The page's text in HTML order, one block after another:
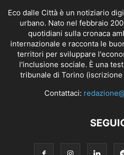
Eco dalle Città è un notiziario
urbano. Nato nel febbraio
quotidiani sulla cronaca
internazionale e racconta le
territori per sviluppare
l'inclusione sociale. È una
tribunale di Torino
Contattaci: